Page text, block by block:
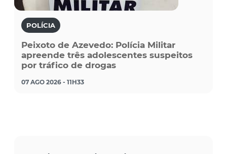
POLÍCIA
Peixoto de Azevedo: Polícia Militar
apreende três adolescentes suspeitos
por tráfico de drogas
07 AGO 2026 - 11H33